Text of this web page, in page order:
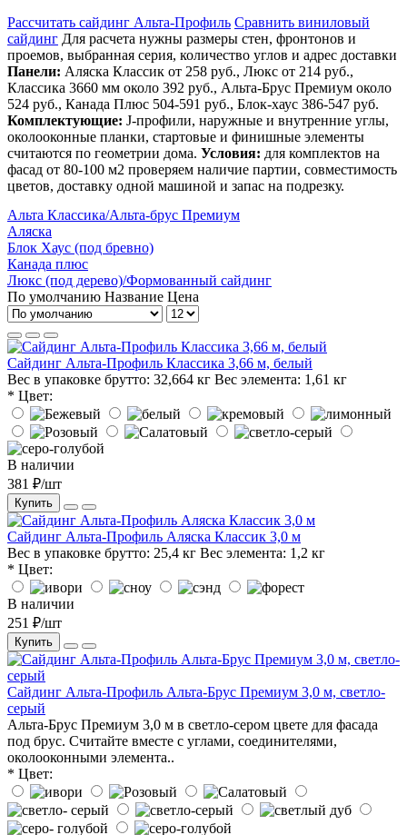
Рассчитать сайдинг Альта-Профиль Сравнить виниловый
сайдинг Для расчета нужны размеры стен, фронтонов и
проемов, выбранная серия, количество углов и адрес доставки
Панели: Аляска Классик от 258 руб., Люкс от 214 руб.,
Классика 3660 мм около 392 руб., Альта-Брус Премиум около
524 руб., Канада Плюс 504-591 руб., Блок-хаус 386-547 руб.
Комплектующие: J-профили, наружные и внутренние углы,
околооконные планки, стартовые и финишные элементы
считаются по геометрии дома. Условия: для комплектов на
фасад от 80-100 м2 проверяем наличие партии, совместимость
цветов, доставку одной машиной и запас на подрезку.
Альта Классика/Альта-брус Премиум
Аляска
Блок Хаус (под бревно)
Канада плюс
Люкс (под дерево)/Формованный сайдинг
По умолчанию Название Цена
Сайдинг Альта-Профиль Классика 3,66 м, белый
Вес в упаковке брутто: 32,664 кг Вес элемента: 1,61 кг
* Цвет:
В наличии
381 ₽/шт
Купить
Сайдинг Альта-Профиль Аляска Классик 3,0 м
Вес в упаковке брутто: 25,4 кг Вес элемента: 1,2 кг
* Цвет:
В наличии
251 ₽/шт
Купить
Сайдинг Альта-Профиль Альта-Брус Премиум 3,0 м, светло-
серый
Альта-Брус Премиум 3,0 м в светло-сером цвете для фасада
под брус. Считайте вместе с углами, соединителями,
околооконными элемента..
* Цвет: